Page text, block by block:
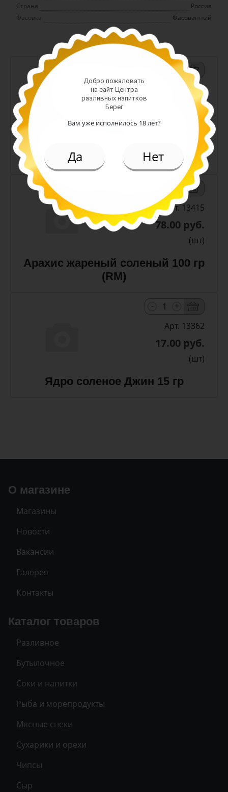
Страна
Россия
Фасовка
Фасованный
+
Арт. 13411
42.00 руб.
(шт)
Арахис жареный соленый 50 гр
(RM)
+
Арт. 13415
78.00 руб.
(шт)
Арахис жареный соленый 100 гр
(RM)
Арт. 13362
17.00 руб.
(шт)
Ядро соленое Джин 15 гр
О магазине
Магазины
Новости
Вакансии
Галерея
Контакты
Каталог товаров
Разливное
Бутылочное
Соки и напитки
Рыба и морепродукты
Мясные снеки
Сухарики и орехи
Чипсы
Сыр
Добро пожаловать
на сайт Центра
разливных напитков
Берег
Вам уже исполнилось 18 лет?
Да Нет